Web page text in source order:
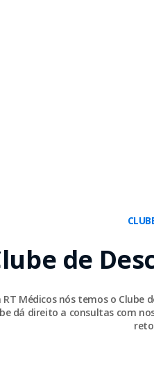
de
RT Médicos nós temos o Clube
dá direito a consultas com